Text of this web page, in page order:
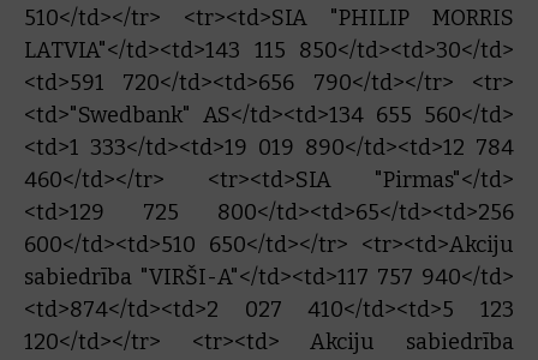
510</td></tr> <tr><td>SIA "PHILIP MORRIS
LATVIA"</td><td>143 115 850</td><td>30</td>
<td>591 720</td><td>656 790</td></tr> <tr>
<td>"Swedbank" AS</td><td>134 655 560</td>
<td>1 333</td><td>19 019 890</td><td>12 784
460</td></tr> <tr><td>SIA "Pirmas"</td>
<td>129 725 800</td><td>65</td><td>256
600</td><td>510 650</td></tr> <tr><td>Akciju
sabiedrība "VIRŠI-A"</td><td>117 757 940</td>
<td>874</td><td>2 027 410</td><td>5 123
120</td></tr> <tr><td> Akciju sabiedrība